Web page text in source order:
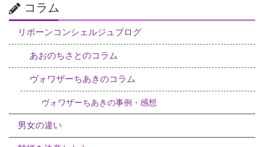
コラム
リボーンコンシェルジュブログ
あおのちさとのコラム
ヴォワザーちあきのコラム
ヴォワザーちあきの事例・感想
男女の違い